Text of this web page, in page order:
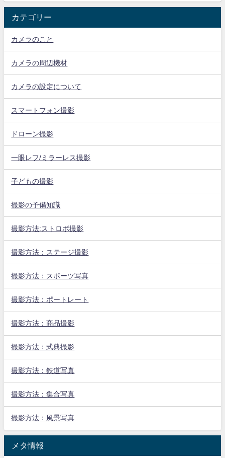
カテゴリー
カメラのこと
カメラの周辺機材
カメラの設定について
スマートフォン撮影
ドローン撮影
一眼レフ/ミラーレス撮影
子どもの撮影
撮影の予備知識
撮影方法:ストロボ撮影
撮影方法：ステージ撮影
撮影方法：スポーツ写真
撮影方法：ポートレート
撮影方法：商品撮影
撮影方法：式典撮影
撮影方法：鉄道写真
撮影方法：集合写真
撮影方法：風景写真
メタ情報